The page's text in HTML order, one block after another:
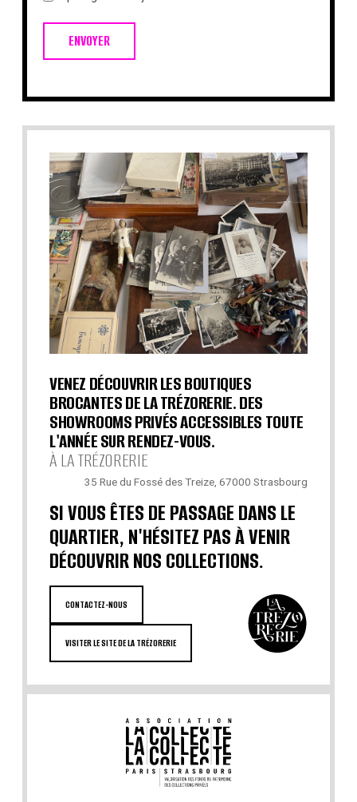
ENVOYER
VENEZ DÉCOUVRIR LES BOUTIQUES
BROCANTES DE LA TRÉZORERIE. DES
SHOWROOMS PRIVÉS ACCESSIBLES TOUTE
L'ANNÉE SUR RENDEZ-VOUS.
À LA TRÉZORERIE
35 Rue du Fossé des Treize, 67000 Strasbourg
SI VOUS ÊTES DE PASSAGE DANS LE
QUARTIER, N'HÉSITEZ PAS À VENIR
DÉCOUVRIR NOS COLLECTIONS.
CONTACTEZ-NOUS
VISITER LE SITE DE LA TRÉZORERIE